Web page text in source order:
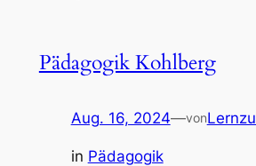
Pädagogik Kohlberg
Aug. 16, 2024—von
in Pädagogik